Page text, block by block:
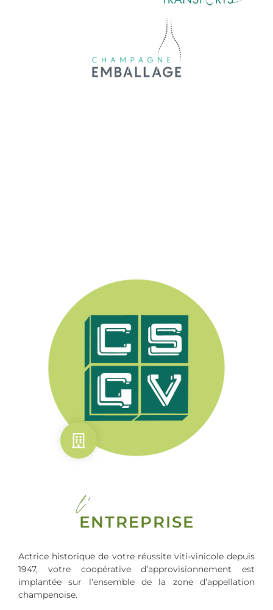
l'
ENTREPRISE
Actrice historique de votre réussite viti-vinicole depuis
1947, votre coopérative d’approvisionnement est
implantée sur l’ensemble de la zone d’appellation
champenoise.